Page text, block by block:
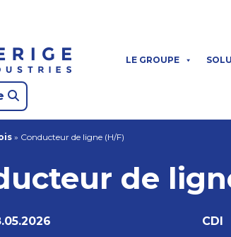
LE GROUPE
» Conducteur de ligne (H/F)
de
CDI